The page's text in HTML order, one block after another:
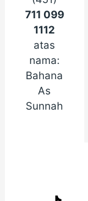
711 099
1112
atas
nama:
Bahana
As
Sunnah